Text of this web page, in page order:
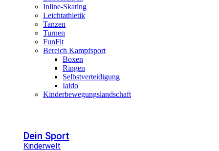
Inline-Skating
Leichtathletik
Tanzen
Turnen
FunFit
Bereich Kampfsport
Boxen
Ringen
Selbstverteidigung
Iaido
Kinderbewegungslandschaft
Dein Sport
Kinderwelt